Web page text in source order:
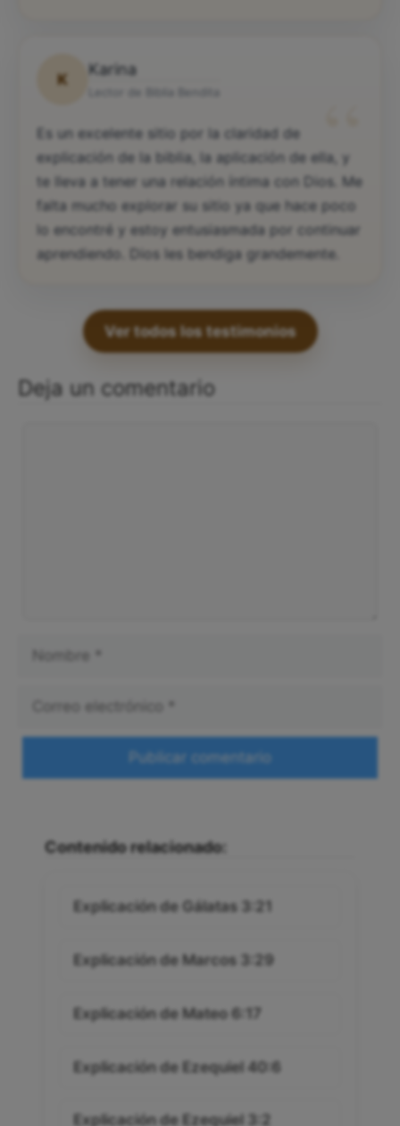
K
Karina
“
Es un excelente sitio por la claridad de
explicación de la biblia, la aplicación de ella, y
te lleva a tener una relación íntima con Dios. Me
falta mucho explorar su sitio ya que hace poco
lo encontré y estoy entusiasmada por continuar
aprendiendo. Dios les bendiga grandemente.
Ver todos los testimonios
Deja un comentario
Contenido relacionado:
Explicación de Gálatas 3:21
Explicación de Marcos 3:29
Explicación de Mateo 6:17
Explicación de Ezequiel 40:6
Explicación de Ezequiel 3:2